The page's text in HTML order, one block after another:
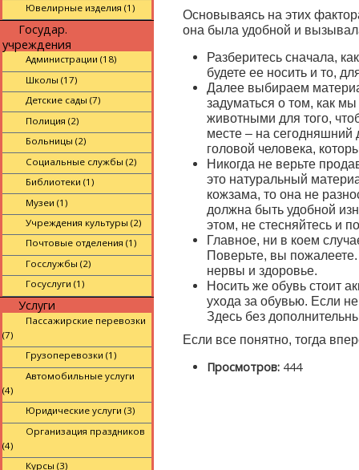
Ювелирные изделия (1)
Государ.
учреждения
Администрации (18)
Школы (17)
Детские сады (7)
Полиция (2)
Больницы (2)
Социальные службы (2)
Библиотеки (1)
Музеи (1)
Учреждения культуры (2)
Почтовые отделения (1)
Госслужбы (2)
Госуслуги (1)
Услуги
Пассажирские перевозки
(7)
Грузоперевозки (1)
Автомобильные услуги
(4)
Юридические услуги (3)
Организация праздников
(4)
Курсы (3)
Основываясь на этих
она была удобной и
Разберитесь сначала,
будете ее носить и то,
Далее выбираем
задуматься о том, как
животными для того,
месте – на сегодняшний
головой человека,
Никогда не верьте
это натуральный
кожзама, то она не
должна быть удобной
этом, не стесняйтесь и
Главное, ни в коем
Поверьте, вы пожалеете.
нервы и здоровье.
Носить же обувь стоит
ухода за обувью. Если
Здесь без
Если все понятно, тогда
Просмотров: 444